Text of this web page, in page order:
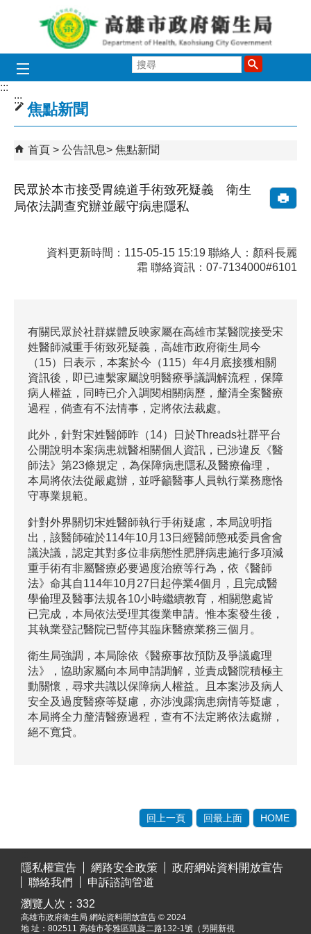
跳到主要內容區塊
尋
:::
:::
焦點新聞
首頁 公告訊息 焦點新聞
民眾於本市接受胃繞道手術致死疑義 衛生
局依法調查究辦並嚴守病患隱私
資料更新時間：115-05-15 15:19 聯絡人：顏科長麗
霜 聯絡資訊：07-7134000#6101
有關民眾於社群媒體反映家屬在高雄市某醫院接受宋
姓醫師減重手術致死疑義，高雄市政府衛生局今
（15）日表示，本案於今（115）年4月底接獲相關
資訊後，即已連繫家屬說明醫療爭議調解流程，保障
病人權益，同時已介入調閱相關病歷，釐清全案醫療
過程，倘查有不法情事，定將依法裁處。
此外，針對宋姓醫師昨（14）日於Threads社群平台
公開說明本案病患就醫相關個人資訊，已涉違反《醫
師法》第23條規定，為保障病患隱私及醫療倫理，
本局將依法從嚴處辦，並呼籲醫事人員執行業務應恪
守專業規範。
針對外界關切宋姓醫師執行手術疑慮，本局說明指
出，該醫師確於114年10月13日經醫師懲戒委員會會
議決議，認定其對多位非病態性肥胖病患施行多項減
重手術有非屬醫療必要過度治療等行為，依《醫師
法》命其自114年10月27日起停業4個月，且完成醫
學倫理及醫事法規各10小時繼續教育，相關懲處皆
已完成，本局依法受理其復業申請。惟本案發生後，
其執業登記醫院已暫停其臨床醫療業務三個月。
衛生局強調，本局除依《醫療事故預防及爭議處理
法》，協助家屬向本局申請調解，並責成醫院積極主
動關懷，尋求共識以保障病人權益。且本案涉及病人
安全及過度醫療等疑慮，亦涉洩露病患病情等疑慮，
本局將全力釐清醫療過程，查有不法定將依法處辦，
絕不寬貸。
回上一頁 回最上面 HOME
隱私權宣告
網路安全政策
政府網站資料開放宣告
聯絡我們
申訴諮詢管道
瀏覽人次： 332
高雄市政府衛生局 網站資料開放宣告 © 2024
地 址： 802511 高雄市苓雅區凱旋二路132-1號（另開新視